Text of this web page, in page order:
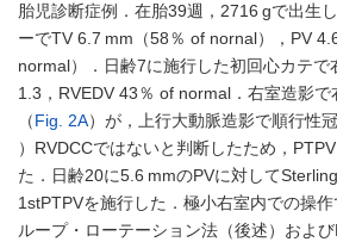
胎児診断症例．在胎39週，2716 gで出生
ーでTV 6.7 mm（58％ of nornal），PV
normal）．日齢7に施行した初回心カテで
1.3，RVEDV 43％ of normal．右室造影で
（Fig. 2A）が，上行大動脈造影で順行性
）RVDCCではないと判断したため，
た．日齢20に5.6 mmのPVに対して
1stPTPVを施行した．極小右室内での操
ループ・ローテーション法（後述）およ